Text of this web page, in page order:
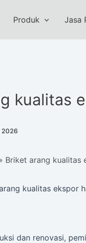
Produk Jasa
kualitas
2026
Briket arang kualitas
kualitas ekspor
dan renovasi,